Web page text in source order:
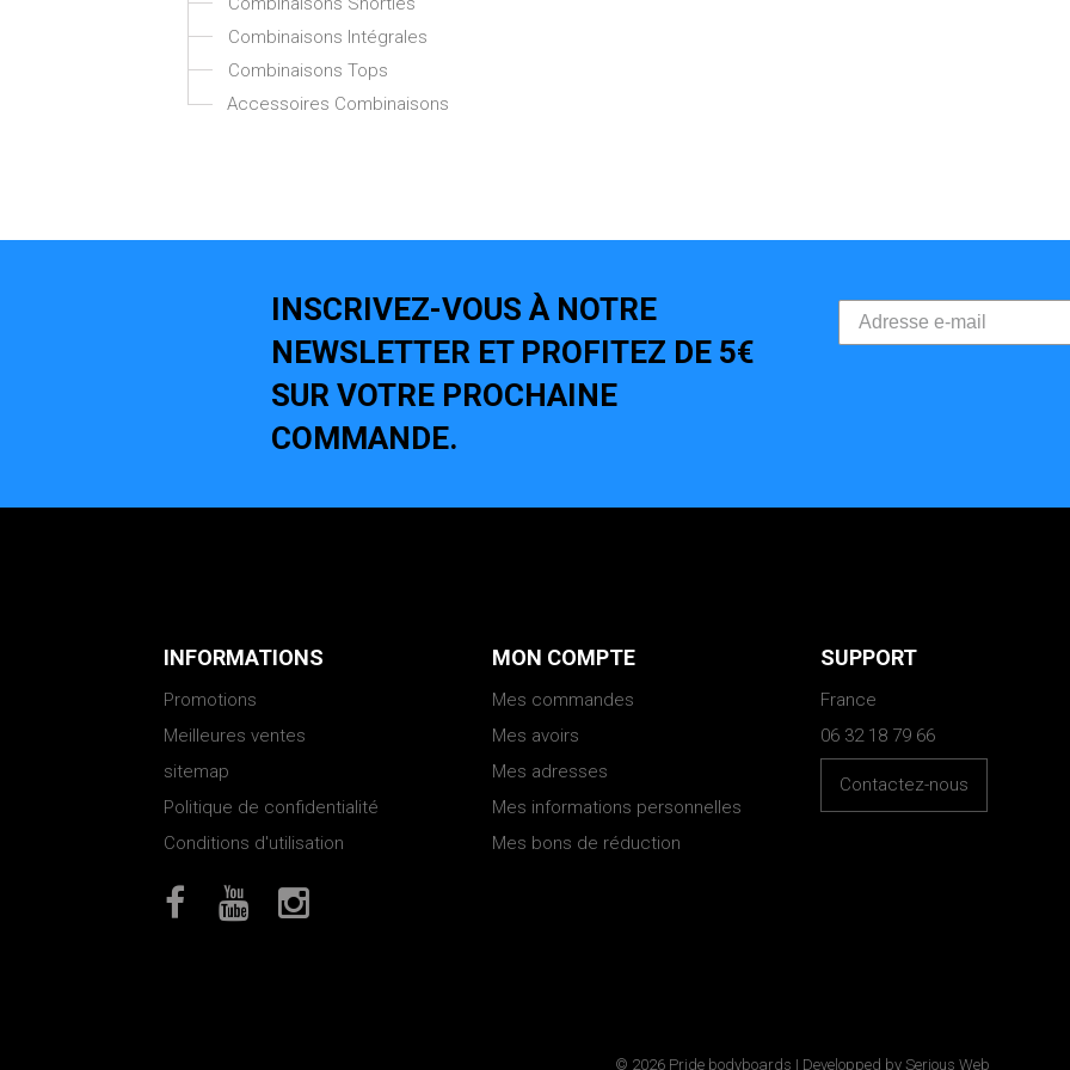
Combinaisons Intégrales
Combinaisons Tops
Accessoires Combinaisons
INSCRIVEZ-VOUS À NOTRE
NEWSLETTER ET PROFITEZ DE 5€
SUR VOTRE PROCHAINE
COMMANDE.
INFORMATIONS
Promotions
Meilleures ventes
sitemap
Politique de confidentialité
Conditions d'utilisation
MON COMPTE
Mes commandes
Mes avoirs
Mes adresses
Mes informations personnelles
Mes bons de réduction
SUPPORT
France
06 32 18 79 66
Contactez-nous
© 2026 Pride bodyboards | Developped by Serious Web